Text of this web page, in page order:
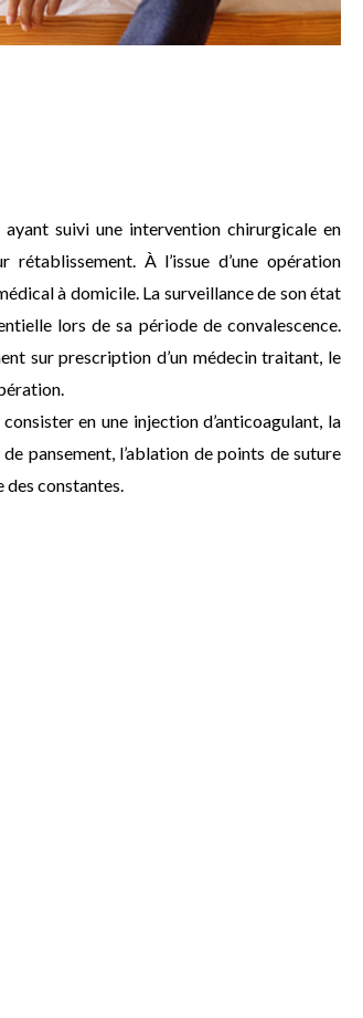
suivi une intervention chirurgicale en
À l’issue d’une opération
à domicile. La surveillance de son état
lors de sa période de convalescence.
sur prescription d’un médecin traitant, le
en une injection d’anticoagulant, la
pansement, l’ablation de points de suture
des constantes.